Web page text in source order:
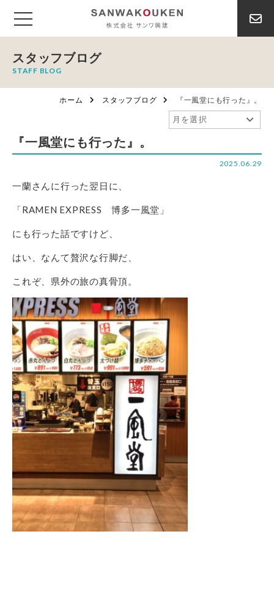
スタッフブログ
STAFF BLOG
ホーム スタッフブログ 『一風堂にも行った』。
『一風堂にも行った』。
2025.06.29
一蘭さんに行った翌日に、
「RAMEN EXPRESS 博多一風堂」
にも行った話ですけど、
はい、なんて贅沢な行脚だ、
これぞ、県外の旅の真骨頂。